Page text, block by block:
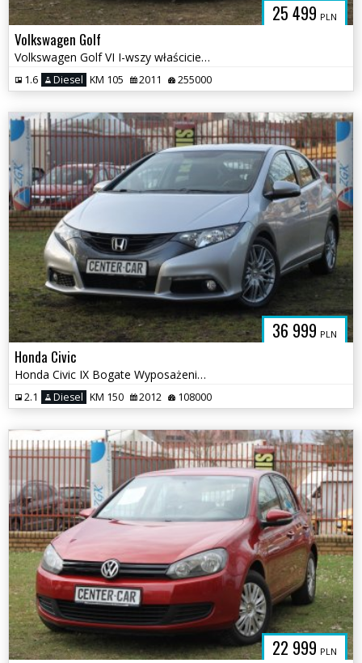
25 499 PLN
Volkswagen Golf
Volkswagen Golf VI I-wszy właściciel Udokumentowany Stan Licznika 105K
1.6 Diesel KM 105 2011 255000
36 999 PLN
Honda Civic
Honda Civic IX Bogate Wyposażenie Oszczędny WARTO
2.1 Diesel KM 150 2012 108000
22 999 PLN